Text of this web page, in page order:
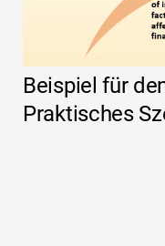
Beispiel für
Praktisches